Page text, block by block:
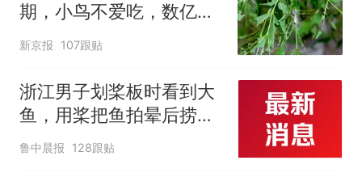
期，小鸟不爱吃，数亿头
小蜂迎战
新京报 107跟贴
浙江男子划桨板时看到大
鱼，用桨把鱼拍晕后捞
起；当事人：鱼重7斤6
鲁中晨报 128跟贴